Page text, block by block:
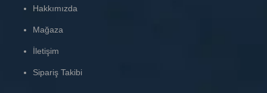
Hakkımızda
Mağaza
İletişim
Sipariş Takibi